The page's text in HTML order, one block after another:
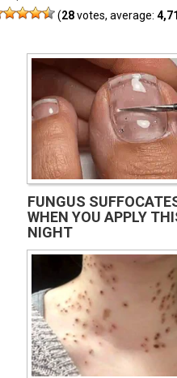
(28votes, average: 4,71
FUNGUS
WHEN YOU APPLY
NIGHT